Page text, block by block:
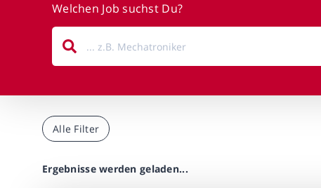
Welchen Job suchst Du?
Alle Filter
Ergebnisse werden geladen...